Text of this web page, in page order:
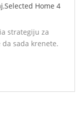
,Selected Home 4
strategiju za
sada krenete.